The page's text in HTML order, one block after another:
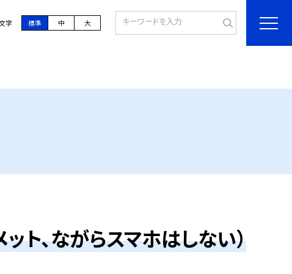
字 標準 中 大
ト、ながらスマホはしない）